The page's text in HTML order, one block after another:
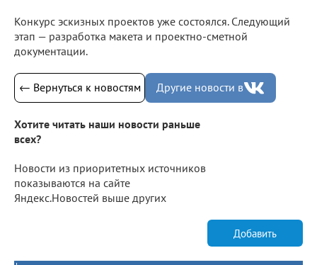
Конкурс эскизных проектов уже состоялся. Следующий
этап — разработка макета и проектно-сметной
документации.
← Вернуться к новостям Другие новости в
Хотите читать наши новости раньше
всех?
Новости из приоритетных источников
показываются на сайте
Яндекс.Новостей выше других
Добавить